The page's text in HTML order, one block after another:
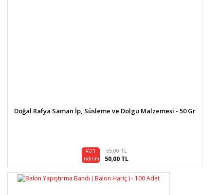
Doğal Rafya Saman İp, Süsleme ve Dolgu Malzemesi - 50 Gr
%23
indirim
65,00 TL
50,00 TL